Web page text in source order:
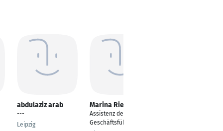
abdulaziz arab
---
Leipzig
Marina Riegger
Assistenz der
Geschäftsführung